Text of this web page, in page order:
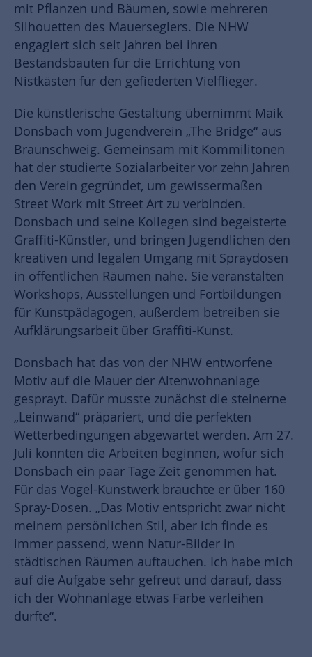
mit Pflanzen und Bäumen, sowie mehreren
Silhouetten des Mauerseglers. Die NHW
engagiert sich seit Jahren bei ihren
Bestandsbauten für die Errichtung von
Nistkästen für den gefiederten Vielflieger.
Die künstlerische Gestaltung übernimmt Maik
Donsbach vom Jugendverein „The Bridge“ aus
Braunschweig. Gemeinsam mit Kommilitonen
hat der studierte Sozialarbeiter vor zehn Jahren
den Verein gegründet, um gewissermaßen
Street Work mit Street Art zu verbinden.
Donsbach und seine Kollegen sind begeisterte
Graffiti-Künstler, und bringen Jugendlichen den
kreativen und legalen Umgang mit Spraydosen
in öffentlichen Räumen nahe. Sie veranstalten
Workshops, Ausstellungen und Fortbildungen
für Kunstpädagogen, außerdem betreiben sie
Aufklärungsarbeit über Graffiti-Kunst.
Donsbach hat das von der NHW entworfene
Motiv auf die Mauer der Altenwohnanlage
gesprayt. Dafür musste zunächst die steinerne
„Leinwand“ präpariert, und die perfekten
Wetterbedingungen abgewartet werden. Am 27.
Juli konnten die Arbeiten beginnen, wofür sich
Donsbach ein paar Tage Zeit genommen hat.
Für das Vogel-Kunstwerk brauchte er über 160
Spray-Dosen. „Das Motiv entspricht zwar nicht
meinem persönlichen Stil, aber ich finde es
immer passend, wenn Natur-Bilder in
städtischen Räumen auftauchen. Ich habe mich
auf die Aufgabe sehr gefreut und darauf, dass
ich der Wohnanlage etwas Farbe verleihen
durfte“.